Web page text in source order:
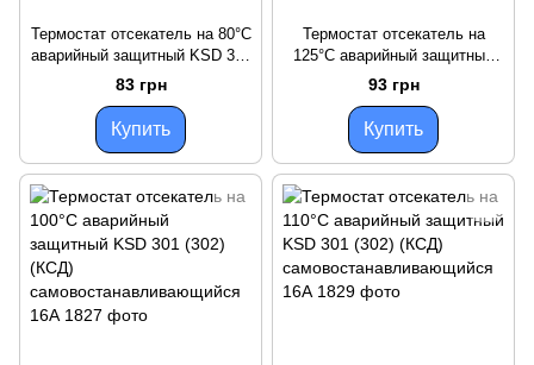
Термостат отсекатель на 80°С
аварийный защитный KSD 301
(302) (КСД)
самовостанавливающийся
83 грн
Купить
Термостат отсекатель на
125°С аварийный защитный
KSD 301 (302) (КСД)
самовостанавливающийся
93 грн
Купить